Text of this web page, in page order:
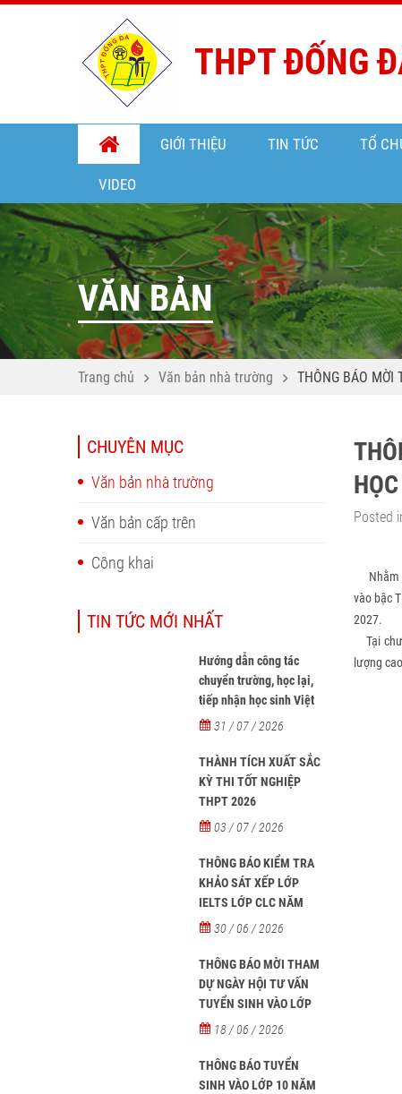
THPT ĐỐNG
GIỚI THIỆU TIN TỨC TỔ
VIDEO
VĂN BẢN
Trang chủ Văn bản nhà trường THÔNG BÁO MỜI
CHUYÊN MỤC
Văn bản nhà trường
Văn bản cấp trên
Công khai
TIN TỨC MỚI NHẤT
Hướng dẫn công tác
chuyển trường, học lại,
tiếp nhận học sinh Việt
Nam về nước, tiếp nhận
ngoài học tại các trường
từ năm học 2026-2027
31 / 07 / 2026
THÀNH TÍCH XUẤT SẮC
KỲ THI TỐT NGHIỆP
THPT 2026
03 / 07 / 2026
THÔNG BÁO KIỂM TRA
KHẢO SÁT XẾP LỚP
IELTS LỚP CLC NĂM
HỌC 2026 - 2027
30 / 06 / 2026
THÔNG BÁO MỜI THAM
DỰ NGÀY HỘI TƯ VẤN
TUYỂN SINH VÀO LỚP
10 NĂM HỌC 2026–2027
18 / 06 / 2026
THÔNG BÁO TUYỂN
SINH VÀO LỚP 10 NĂM
Posted
vào bậc
2027.
Tại
lượng